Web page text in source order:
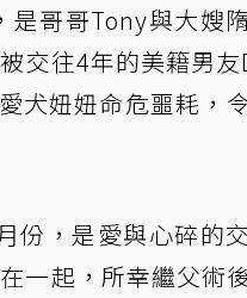
是哥哥Tony與大嫂
交往4年的美籍男友
犬妞妞命危噩耗，
，是愛與心碎的
一起，所幸繼父術